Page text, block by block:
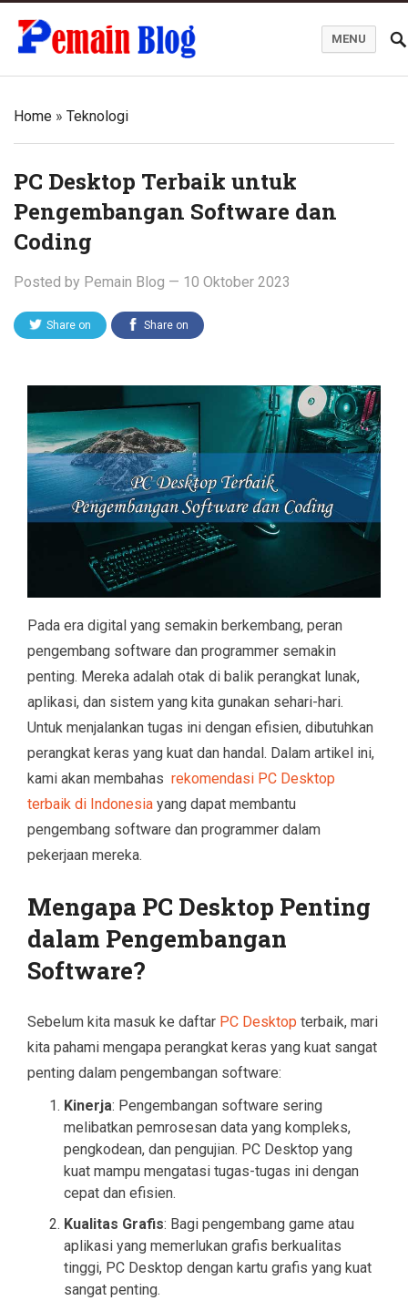
MENU
Home » Teknologi
PC Desktop Terbaik untuk
Pengembangan Software dan
Coding
Posted by Pemain Blog — 10 Oktober 2023
Share on Share on
Pada era digital yang semakin berkembang, peran
pengembang software dan programmer semakin
penting. Mereka adalah otak di balik perangkat lunak,
aplikasi, dan sistem yang kita gunakan sehari-hari.
Untuk menjalankan tugas ini dengan efisien, dibutuhkan
perangkat keras yang kuat dan handal. Dalam artikel ini,
kami akan membahas rekomendasi PC Desktop
terbaik di Indonesia yang dapat membantu
pengembang software dan programmer dalam
pekerjaan mereka.
Mengapa PC Desktop Penting
dalam Pengembangan
Software?
Sebelum kita masuk ke daftar PC Desktop terbaik, mari
kita pahami mengapa perangkat keras yang kuat sangat
penting dalam pengembangan software:
Kinerja: Pengembangan software sering
melibatkan pemrosesan data yang kompleks,
pengkodean, dan pengujian. PC Desktop yang
kuat mampu mengatasi tugas-tugas ini dengan
cepat dan efisien.
Kualitas Grafis: Bagi pengembang game atau
aplikasi yang memerlukan grafis berkualitas
tinggi, PC Desktop dengan kartu grafis yang kuat
sangat penting.